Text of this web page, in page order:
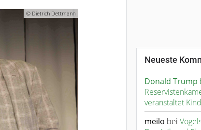
© Dietrich Dettmann
Neueste
Donald Trump
veranstaltet
meilo bei